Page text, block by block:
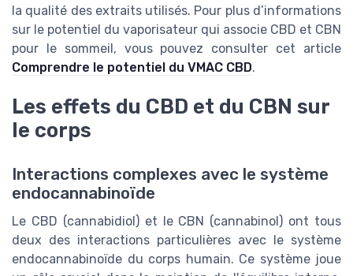
la qualité des extraits utilisés. Pour plus d’informations
sur le potentiel du vaporisateur qui associe CBD et CBN
pour le sommeil, vous pouvez consulter cet article
Comprendre le potentiel du VMAC CBD.
Les effets du CBD et du CBN sur
le corps
Interactions complexes avec le système
endocannabinoïde
Le CBD (cannabidiol) et le CBN (cannabinol) ont tous
deux des interactions particulières avec le système
endocannabinoïde du corps humain. Ce système joue